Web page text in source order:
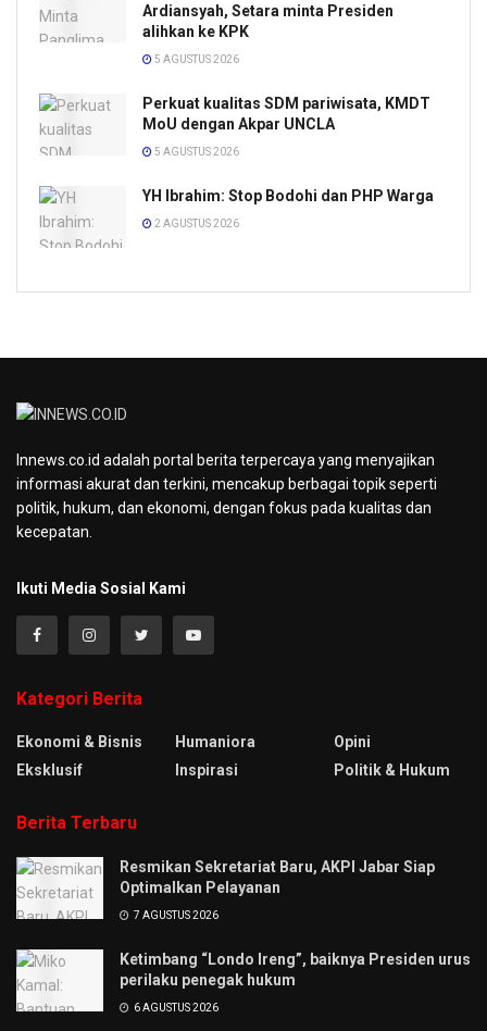
Ardiansyah, Setara minta Presiden
alihkan ke KPK
5 AGUSTUS 2026
Perkuat kualitas SDM pariwisata, KMDT
MoU dengan Akpar UNCLA
5 AGUSTUS 2026
YH Ibrahim: Stop Bodohi dan PHP Warga
2 AGUSTUS 2026
Innews.co.id adalah portal berita terpercaya yang menyajikan
informasi akurat dan terkini, mencakup berbagai topik seperti
politik, hukum, dan ekonomi, dengan fokus pada kualitas dan
kecepatan.
Ikuti Media Sosial Kami
Kategori Berita
Ekonomi & Bisnis
Eksklusif
Humaniora
Inspirasi
Opini
Politik & Hukum
Berita Terbaru
Resmikan Sekretariat Baru, AKPI Jabar Siap
Optimalkan Pelayanan
7 AGUSTUS 2026
Ketimbang “Londo Ireng”, baiknya Presiden urus
perilaku penegak hukum
6 AGUSTUS 2026